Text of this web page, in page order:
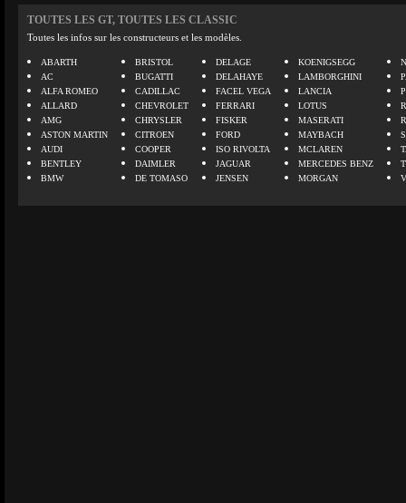
TOUTES LES GT, TOUTES LES CLASSIC
Toutes les infos sur les constructeurs et les modèles.
ABARTH
AC
ALFA ROMEO
ALLARD
AMG
ASTON MARTIN
AUDI
BENTLEY
BMW
BRISTOL
BUGATTI
CADILLAC
CHEVROLET
CHRYSLER
CITROEN
COOPER
DAIMLER
DE TOMASO
DELAGE
DELAHAYE
FACEL VEGA
FERRARI
FISKER
FORD
ISO RIVOLTA
JAGUAR
JENSEN
KOENIGSEGG
LAMBORGHINI
LANCIA
LOTUS
MASERATI
MAYBACH
MCLAREN
MERCEDES BENZ
MORGAN